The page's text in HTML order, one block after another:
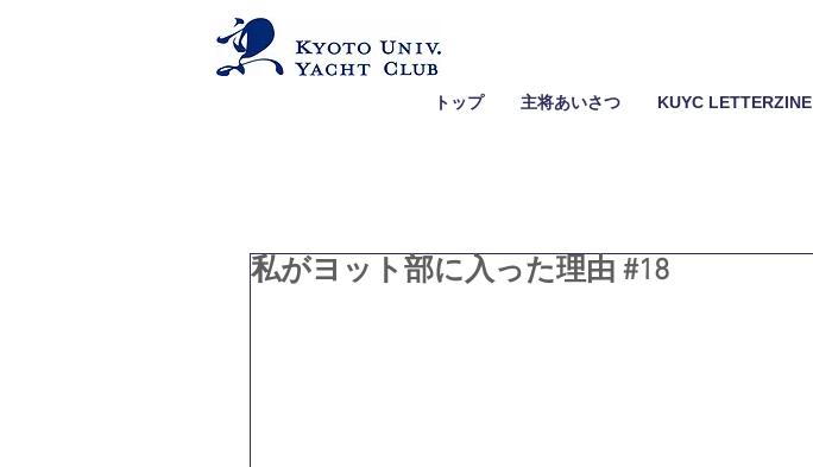
トップ 主将あいさつ KUYC LETTERZINE
私がヨット部に入った理由 #18